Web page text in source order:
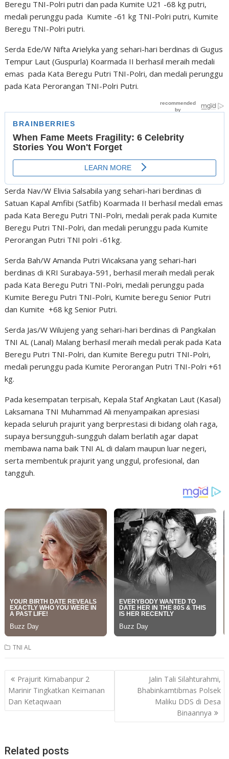
Beregu TNI-Polri putri dan pada Kumite U21 -68 kg putri,
medali perunggu pada Kumite -61 kg TNI-Polri putri, Kumite
Beregu TNI-Polri putri.
Serda Ede/W Nifta Arielyka yang sehari-hari berdinas di Gugus
Tempur Laut (Guspurla) Koarmada II berhasil meraih medali
emas pada Kata Beregu Putri TNI-Polri, dan medali perunggu
pada Kata Perorangan TNI-Polri Putri.
Serda Nav/W Elivia Salsabila yang sehari-hari berdinas di
Satuan Kapal Amfibi (Satfib) Koarmada II berhasil medali emas
pada Kata Beregu Putri TNI-Polri, medali perak pada Kumite
Beregu Putri TNI-Polri, dan medali perunggu pada Kumite
Perorangan Putri TNI polri -61kg.
Serda Bah/W Amanda Putri Wicaksana yang sehari-hari
berdinas di KRI Surabaya-591, berhasil meraih medali perak
pada Kata Beregu Putri TNI-Polri, medali perunggu pada
Kumite Beregu Putri TNI-Polri, Kumite beregu Senior Putri
dan Kumite +68 kg Senior Putri.
Serda Jas/W Wilujeng yang sehari-hari berdinas di Pangkalan
TNI AL (Lanal) Malang berhasil meraih medali perak pada Kata
Beregu Putri TNI-Polri, dan Kumite Beregu putri TNI-Polri,
medali perunggu pada Kumite Perorangan Putri TNI-Polri +61
kg.
Pada kesempatan terpisah, Kepala Staf Angkatan Laut (Kasal)
Laksamana TNI Muhammad Ali menyampaikan apresiasi
kepada seluruh prajurit yang berprestasi di bidang olah raga,
supaya bersungguh-sungguh dalam berlatih agar dapat
membawa nama baik TNI AL di dalam maupun luar negeri,
serta membentuk prajurit yang unggul, profesional, dan
tangguh.
TNI AL
Post
navigation
Prajurit Kimabanpur 2
Marinir Tingkatkan Keimanan
Dan Ketaqwaan
Jalin Tali Silahturahmi,
Bhabinkamtibmas Polsek
Maliku DDS di Desa
Binaannya
Related posts